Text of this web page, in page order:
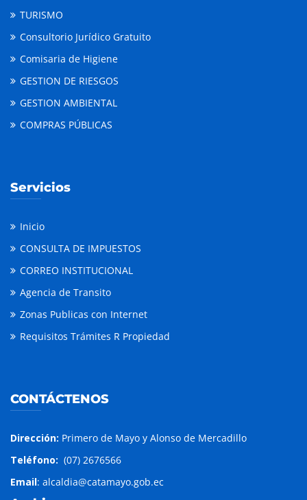
TURISMO
Consultorio Jurídico Gratuito
Comisaria de Higiene
GESTION DE RIESGOS
GESTION AMBIENTAL
COMPRAS PÚBLICAS
Servicios
Inicio
CONSULTA DE IMPUESTOS
CORREO INSTITUCIONAL
Agencia de Transito
Zonas Publicas con Internet
Requisitos Trámites R Propiedad
CONTÁCTENOS
Dirección: Primero de Mayo y Alonso de Mercadillo
Teléfono: (07) 2676566
Email: alcaldia@catamayo.gob.ec